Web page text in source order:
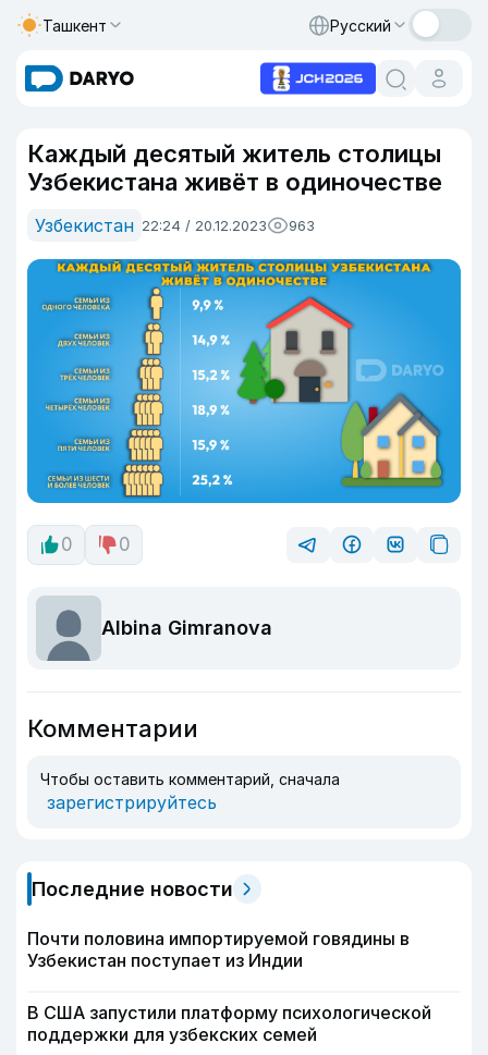
Ташкент Русский
Каждый десятый житель столицы
Узбекистана живёт в одиночестве
Узбекистан 22:24 / 20.12.2023 963
0 0
Albina Gimranova
Комментарии
Чтобы оставить комментарий, сначала
зарегистрируйтесь
Последние новости
Почти половина импортируемой говядины в
Узбекистан поступает из Индии
В США запустили платформу психологической
поддержки для узбекских семей